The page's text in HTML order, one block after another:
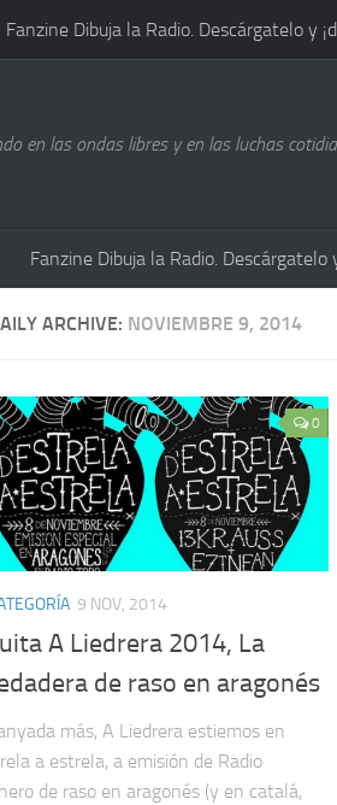
Fanzine Dibuja la Radio. Descárgatelo y
en las ondas libres y en las luchas
Fanzine Dibuja la Radio. Descárgatelo
ARCHIVE: NOVIEMBRE 9, 2014
0
9 NOV, 2014
A Liedrera 2014, La
de raso en aragonés
más, A Liedrera estiemos en
a estrela, a emisión de Radio
de raso en aragonés (y en catalá,